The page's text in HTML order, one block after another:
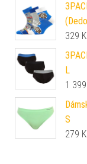
329
L
1 399
S
279